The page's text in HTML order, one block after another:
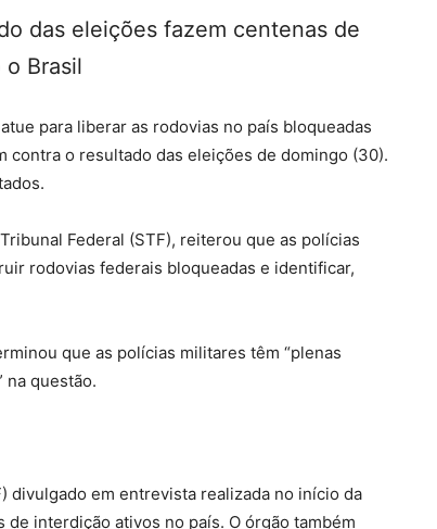
das eleições fazem centenas de
Brasil
para liberar as rodovias no país bloqueadas
o resultado das eleições de domingo (30).
Federal (STF), reiterou que as polícias
rodovias federais bloqueadas e identificar,
que as polícias militares têm “plenas
na questão.
divulgado em entrevista realizada no início da
interdição ativos no país. O órgão também